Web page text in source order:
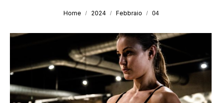
Tu sei qui:
Home 2024 Febbraio 04